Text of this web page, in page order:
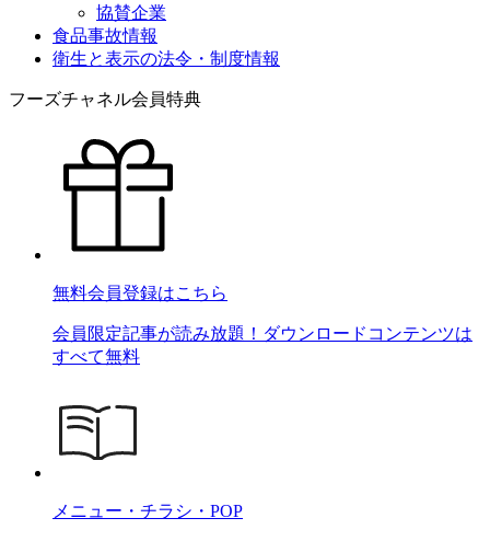
協賛企業
食品事故情報
衛生と表示の法令・制度情報
フーズチャネル会員特典
無料会員登録はこちら
会員限定記事が読み放題！ダウンロードコンテンツは
すべて無料
メニュー・チラシ・POP